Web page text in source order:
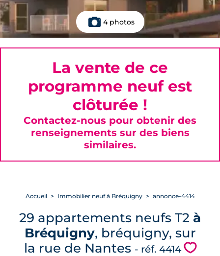
4 photos
Accueil Immobilier neuf à Bréquigny annonce-4414
29 appartements neufs T2 à
Bréquigny, bréquigny, sur
la rue de Nantes - réf. 4414 💗
La vente de ce
programme neuf est
clôturée !
Contactez-nous pour obtenir des
renseignements sur des biens
similaires.